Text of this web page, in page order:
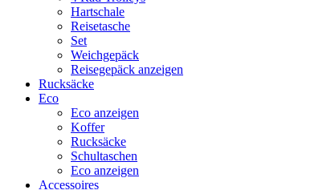
Hartschale
Reisetasche
Set
Weichgepäck
Reisegepäck anzeigen
Rucksäcke
Eco
Eco anzeigen
Koffer
Rucksäcke
Schultaschen
Eco anzeigen
Accessoires